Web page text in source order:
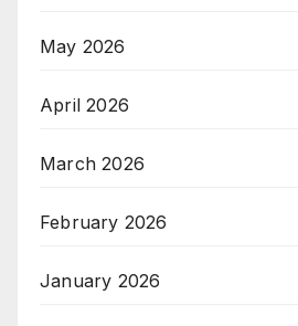
May 2026
April 2026
March 2026
February 2026
January 2026